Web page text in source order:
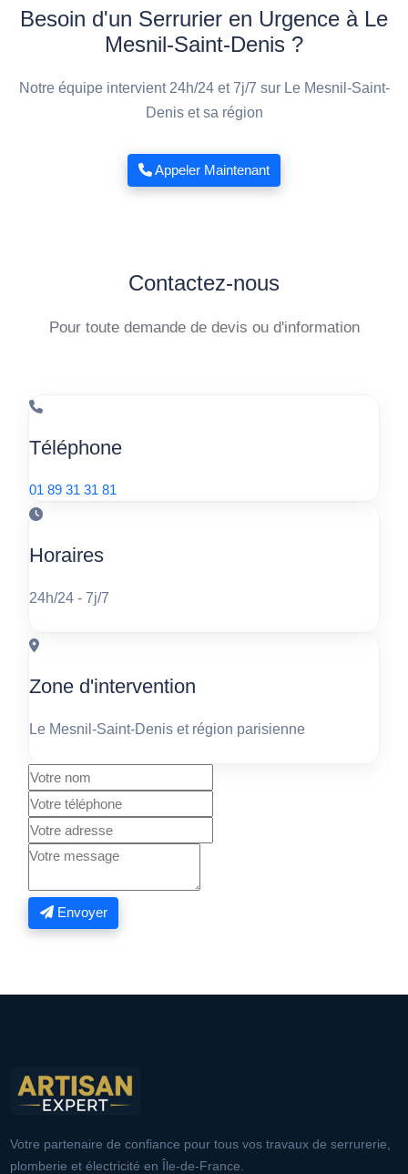
Besoin d'un Serrurier en Urgence à Le
Mesnil-Saint-Denis ?
Notre équipe intervient 24h/24 et 7j/7 sur Le Mesnil-Saint-
Denis et sa région
Appeler Maintenant
Contactez-nous
Pour toute demande de devis ou d'information
Téléphone
01 89 31 31 81
Horaires
24h/24 - 7j/7
Zone d'intervention
Le Mesnil-Saint-Denis et région parisienne
Envoyer
Votre partenaire de confiance pour tous vos travaux de serrurerie,
plomberie et électricité en Île-de-France.